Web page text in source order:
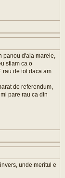
panou d'ala marele,
stiam ca o
rau de tot daca am
de referendum,
pare rau ca din
unde meritul e